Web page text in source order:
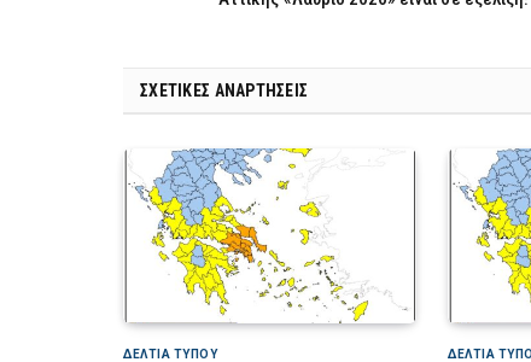
ΣΧΕΤΙΚΈΣ ΑΝΑΡΤΉΣΕΙΣ
ΔΕΛΤΙΑ ΤΥΠΟΥ ΔΕΛΤΙΑ